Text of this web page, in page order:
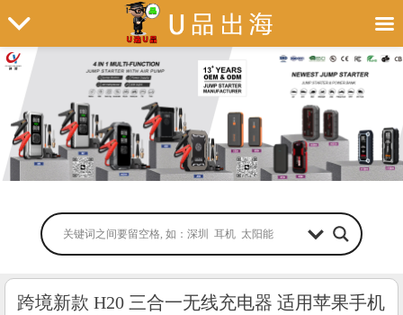
跨境新款 H20 三合一无线充电器 适用苹果手机